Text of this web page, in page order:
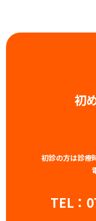
初
初診の方は診療
TEL：